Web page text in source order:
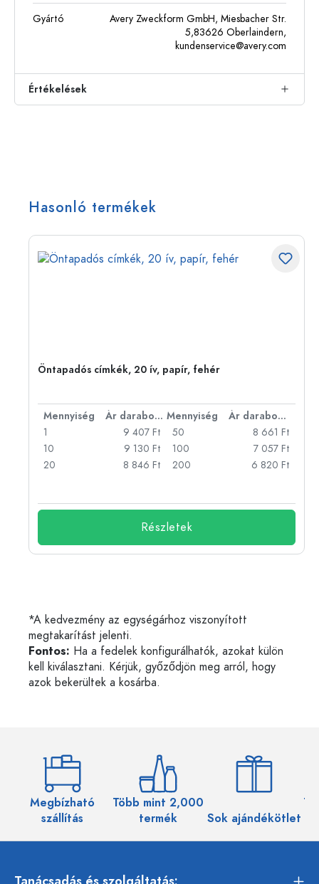
Gyártó
Avery Zweckform GmbH, Miesbacher Str.
5,83626 Oberlaindern,
kundenservice@avery.com
Értékelések
Hasonló termékek
Öntapadós címkék, 20 ív, papír, fehér
Mennyiség Ár darabonként Mennyiség
Ár darabonként
1
9 407 Ft
10
9 130 Ft
20
8 846 Ft
50
8 661 Ft
100
7 057 Ft
200
6 820 Ft
Részletek
*A kedvezmény az egységárhoz viszonyított
megtakarítást jelenti.
Fontos: Ha a fedelek konfigurálhatók, azokat külön
kell kiválasztani. Kérjük, győződjön meg arról, hogy
azok bekerültek a kosárba.
Megbízható
szállítás
Több mint 2,000
termék
Sok ajándékötlet
Tanácsadás és szolgáltatás: